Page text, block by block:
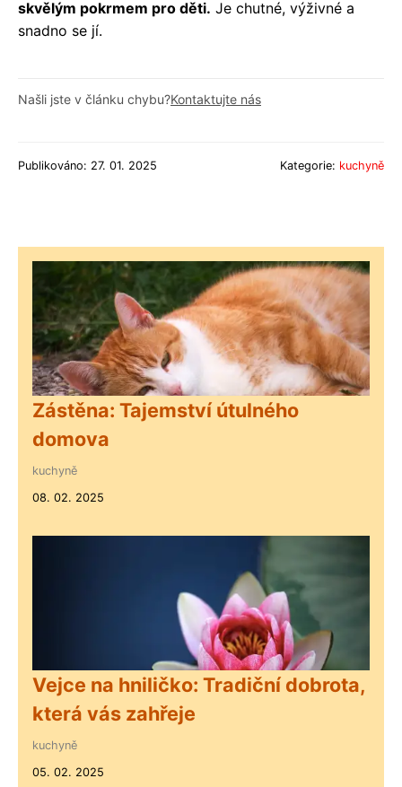
skvělým pokrmem pro děti. Je chutné, výživné a
snadno se jí.
Našli jste v článku chybu?Kontaktujte nás
Publikováno: 27. 01. 2025 Kategorie: kuchyně
Zástěna: Tajemství útulného
domova
kuchyně
08. 02. 2025
Vejce na hniličko: Tradiční dobrota,
která vás zahřeje
kuchyně
05. 02. 2025